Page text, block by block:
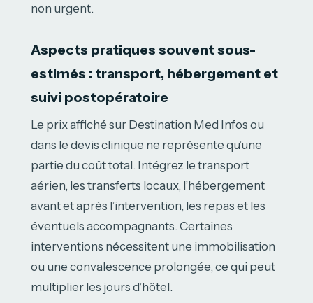
non urgent.
Aspects pratiques souvent sous-
estimés : transport, hébergement et
suivi postopératoire
Le prix affiché sur Destination Med Infos ou
dans le devis clinique ne représente qu’une
partie du coût total. Intégrez le transport
aérien, les transferts locaux, l’hébergement
avant et après l’intervention, les repas et les
éventuels accompagnants. Certaines
interventions nécessitent une immobilisation
ou une convalescence prolongée, ce qui peut
multiplier les jours d’hôtel.